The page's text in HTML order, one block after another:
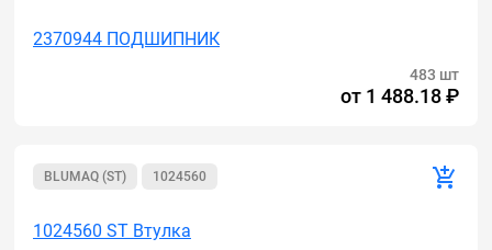
2370944 ПОДШИПНИК
483 шт
от 1 488.18 ₽
BLUMAQ (ST) 1024560
1024560 ST Втулка